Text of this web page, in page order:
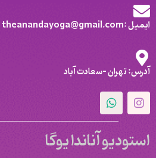
ایمیل :theanandayoga@gmail.com
آدرس: تهران -سعادت آباد
استودیو آناندا یوگا